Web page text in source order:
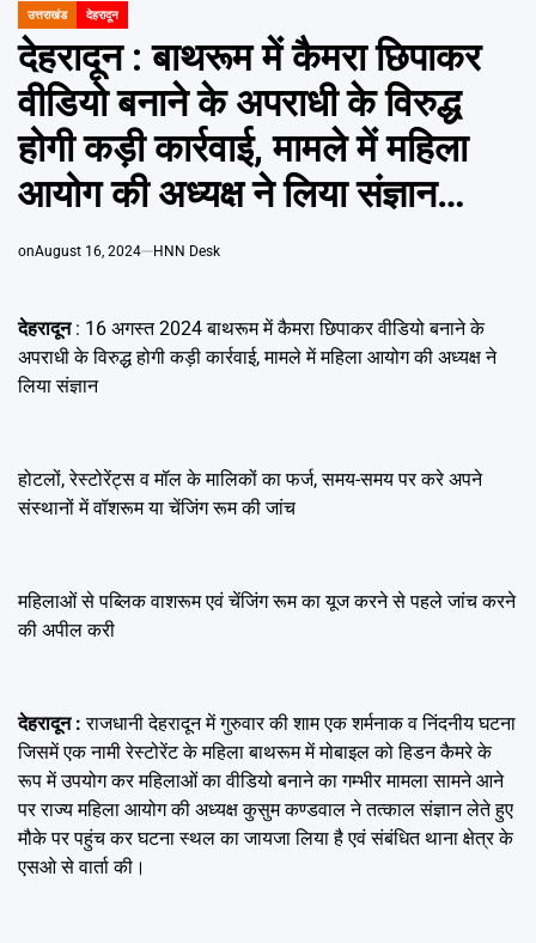
POSTED
IN
उत्तराखंड देहरादून
देहरादून : बाथरूम में कैमरा छिपाकर
वीडियो बनाने के अपराधी के विरुद्ध
होगी कड़ी कार्रवाई, मामले में महिला
आयोग की अध्यक्ष ने लिया संज्ञान…
onAugust 16, 2024 HNN Desk
देहरादून: 16 अगस्त 2024 बाथरूम में कैमरा छिपाकर वीडियो बनाने के
अपराधी के विरुद्ध होगी कड़ी कार्रवाई, मामले में महिला आयोग की अध्यक्ष ने
लिया संज्ञान
होटलों, रेस्टोरेंट्स व मॉल के मालिकों का फर्ज, समय-समय पर करे अपने
संस्थानों में वॉशरूम या चेंजिंग रूम की जांच
महिलाओं से पब्लिक वाशरूम एवं चेंजिंग रूम का यूज करने से पहले जांच करने
की अपील करी
देहरादून :राजधानी देहरादून में गुरुवार की शाम एक शर्मनाक व निंदनीय घटना
जिसमें एक नामी रेस्टोरेंट के महिला बाथरूम में मोबाइल को हिडन कैमरे के
रूप में उपयोग कर महिलाओं का वीडियो बनाने का गम्भीर मामला सामने आने
पर राज्य महिला आयोग की अध्यक्ष कुसुम कण्डवाल ने तत्काल संज्ञान लेते हुए
मौके पर पहुंच कर घटना स्थल का जायजा लिया है एवं संबंधित थाना क्षेत्र के
एसओ से वार्ता की।